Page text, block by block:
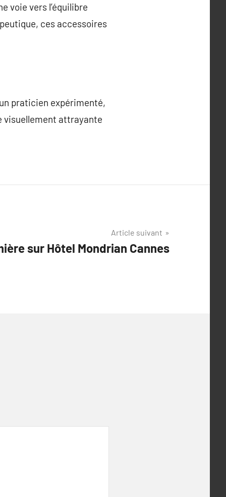
voie vers l’équilibre
ces accessoires
praticien expérimenté,
visuellement attrayante
Article suivant
sur Hôtel Mondrian Cannes